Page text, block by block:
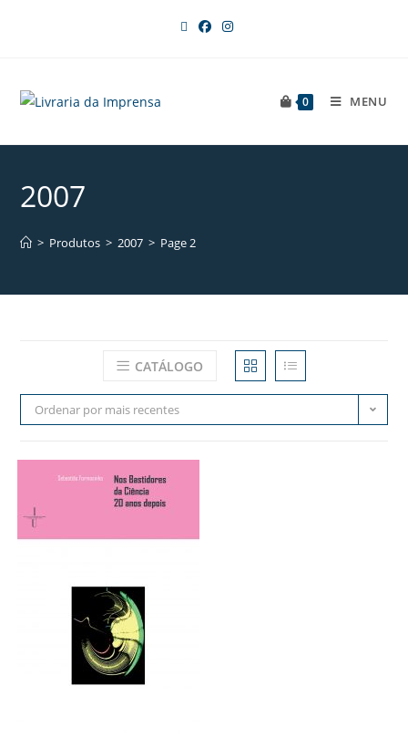
0 MENU
2007
> Produtos > 2007 > Page 2
CATÁLOGO
Ordenar por mais recentes